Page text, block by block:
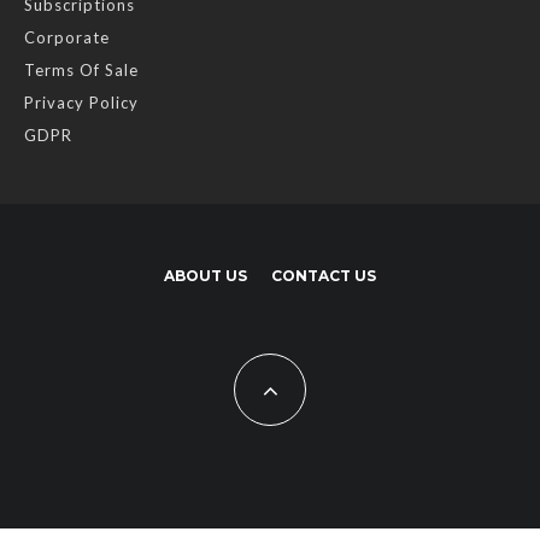
Subscriptions
Corporate
Terms Of Sale
Privacy Policy
GDPR
ABOUT US CONTACT US